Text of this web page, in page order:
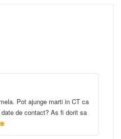
Pot ajunge marti in CT ca
de contact? As fi dorit sa